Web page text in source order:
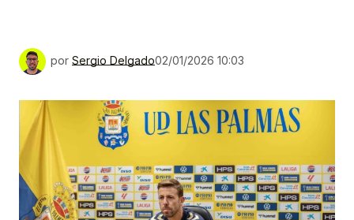
por Sergio Delgado02/01/2026 10:03